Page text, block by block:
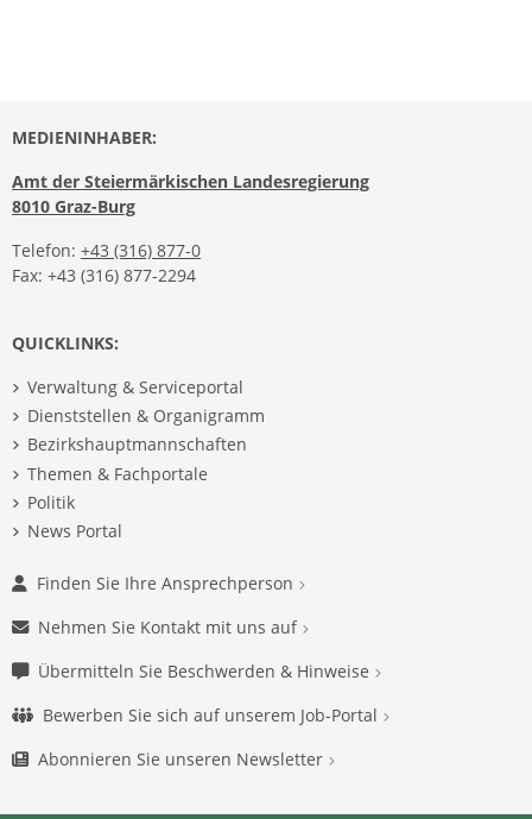
MEDIENINHABER:
Amt der Steiermärkischen Landesregierung
8010 Graz-Burg
Telefon: +43 (316) 877-0
Fax: +43 (316) 877-2294
QUICKLINKS:
Verwaltung & Serviceportal
Dienststellen & Organigramm
Bezirkshauptmannschaften
Themen & Fachportale
Politik
News Portal
Finden Sie Ihre Ansprechperson
Nehmen Sie Kontakt mit uns auf
Übermitteln Sie Beschwerden & Hinweise
Bewerben Sie sich auf unserem Job-Portal
Abonnieren Sie unseren Newsletter